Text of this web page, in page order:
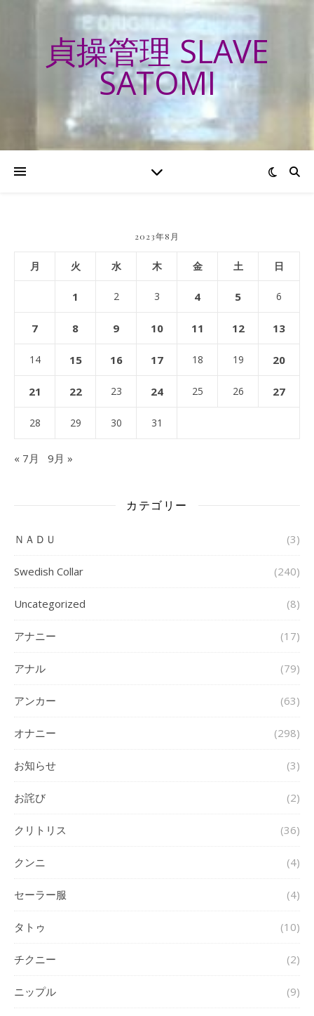
貞操管理 SLAVE
SATOMI
2023年8月
月 火 水 木 金 土 日
1 2 3 4 5 6
7 8 9 10 11 12 13
14 15 16 17 18 19 20
21 22 23 24 25 26 27
28 29 30 31
« 7月 9月 »
カテゴリー
ＮＡＤＵ (3)
Swedish Collar (240)
Uncategorized (8)
アナニー (17)
アナル (79)
アンカー (63)
オナニー (298)
お知らせ (3)
お詫び (2)
クリトリス (36)
クンニ (4)
セーラー服 (4)
タトゥ (10)
チクニー (2)
ニップル (9)